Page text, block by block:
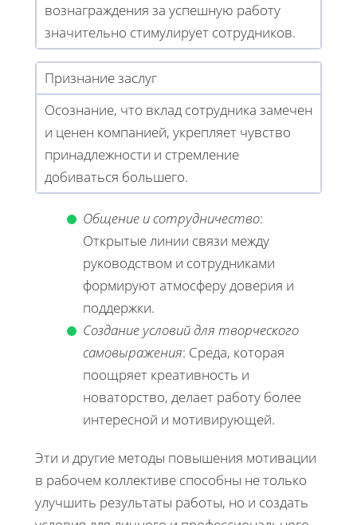
вознаграждения за успешную работу
значительно стимулирует сотрудников.
Признание заслуг
Осознание, что вклад сотрудника замечен
и ценен компанией, укрепляет чувство
принадлежности и стремление
добиваться большего.
Общение и сотрудничество:
Открытые линии связи между
руководством и сотрудниками
формируют атмосферу доверия и
поддержки.
Создание условий для творческого
самовыражения: Среда, которая
поощряет креативность и
новаторство, делает работу более
интересной и мотивирующей.
Эти и другие методы повышения мотивации
в рабочем коллективе способны не только
улучшить результаты работы, но и создать